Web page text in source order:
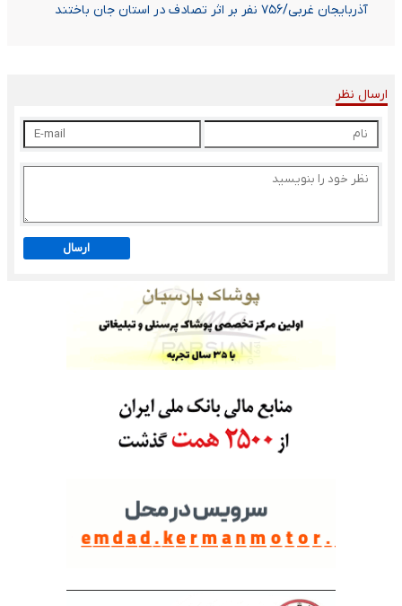
آذربایجان غربی/۷۵۶ نفر بر اثر تصادف در استان جان باختند
ارسال نظر
ارسال